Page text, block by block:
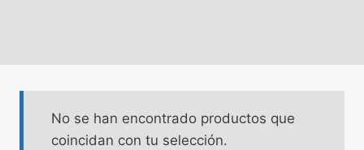
No se han encontrado productos que
coincidan con tu selección.